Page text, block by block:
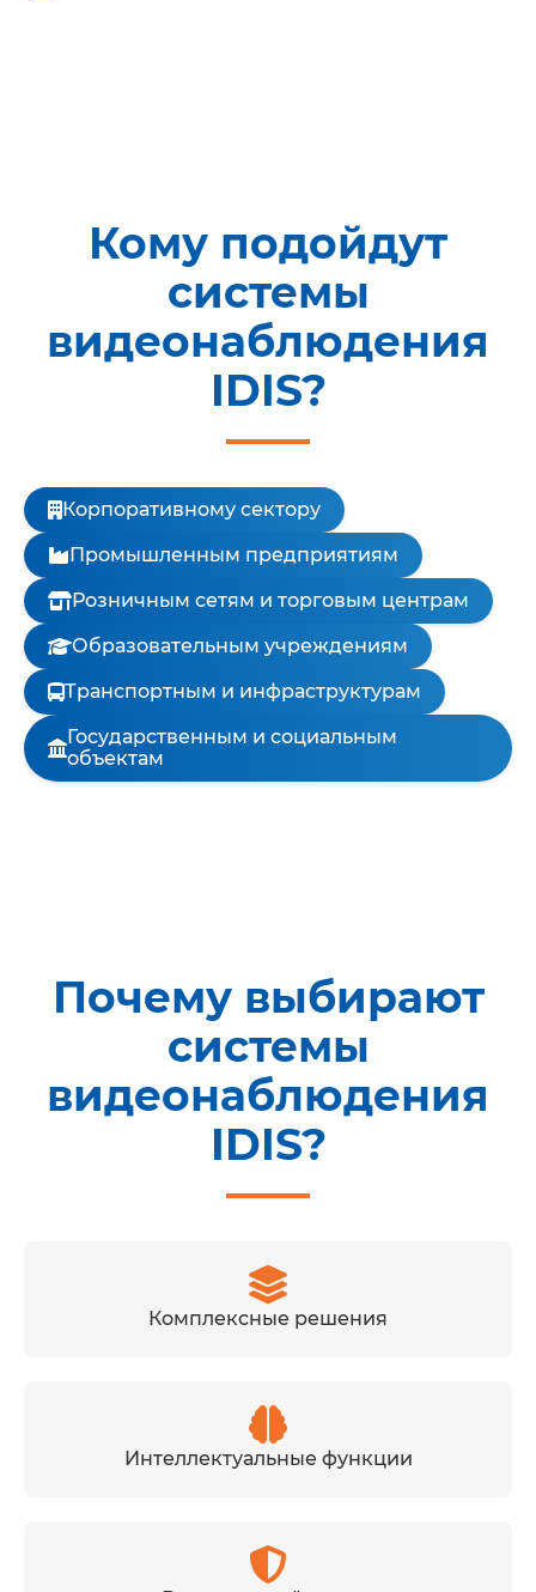
Кому подойдут
системы
видеонаблюдения
IDIS?
Корпоративному сектору
Промышленным предприятиям
Розничным сетям и торговым центрам
Образовательным учреждениям
Транспортным и инфраструктурам
Государственным и социальным
объектам
Почему выбирают
системы
видеонаблюдения
IDIS?
Комплексные решения
Интеллектуальные функции